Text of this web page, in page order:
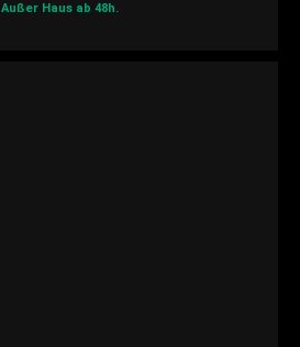
Außer Haus ab 48h.